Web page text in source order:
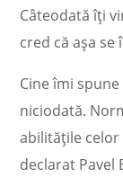
Câteodată îți
cred că așa
Cine îmi
niciodată.
abilitățile celor
declarat Pavel